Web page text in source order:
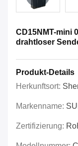
CD15NMT-mini
drahtloser
Produkt-Details
Herkunftsort:
Markenname:
Zertifizierung: